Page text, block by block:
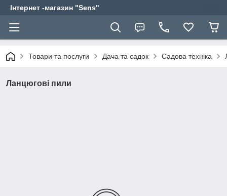
Інтернет -магазин "Sens"
Товари та послуги Дача та садок Садова техніка
Ланцюгові пили